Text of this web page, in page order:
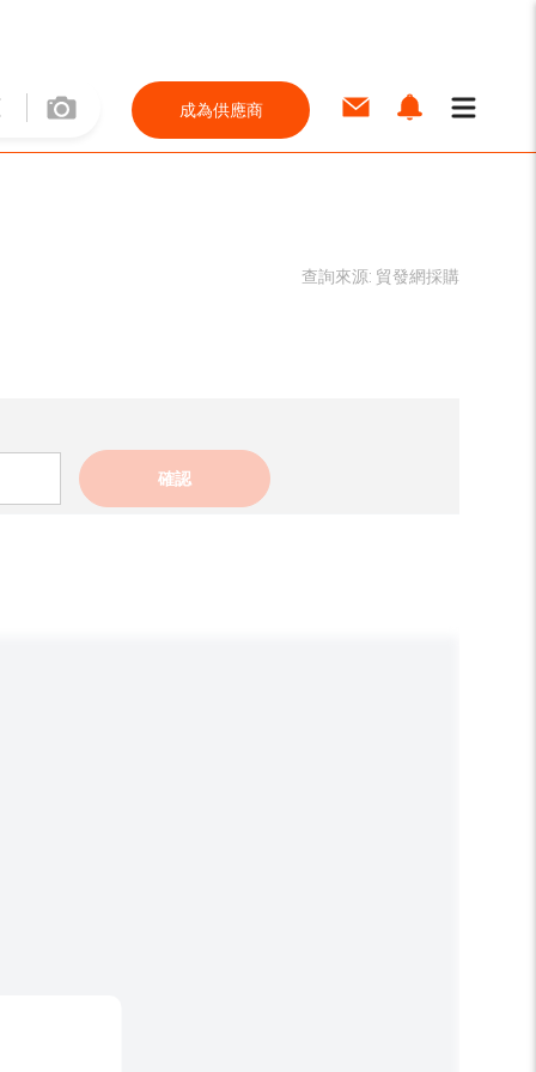
成為供應商
查詢來源: 貿發網採購
確認